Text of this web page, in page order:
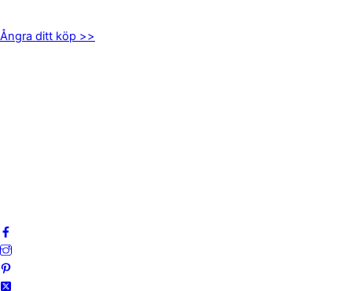
Ångra ditt köp >>